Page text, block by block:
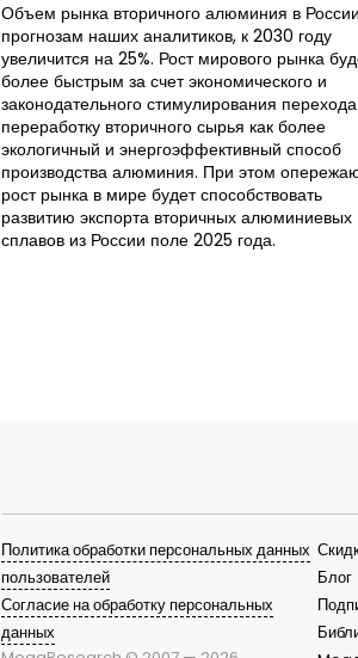
Объем рынка вторичного алюминия в
прогнозам наших аналитиков, к 2030 году
увеличится на 25%. Рост мирового рынка
более быстрым за счет экономического и
законодательного стимулирования
переработку вторичного сырья как более
экологичный и энергоэффективный способ
производства алюминия. При этом
рост рынка в мире будет способствовать
развитию экспорта вторичных алюминиевых
сплавов из России поле 2025 года.
Политика обработки персональных данных
пользователей
Согласие на обработку персональных
данных
Блог